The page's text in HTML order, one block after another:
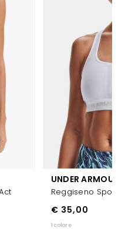
UNDER ARMOUR
Reggiseno
€ 35,00
1 colore